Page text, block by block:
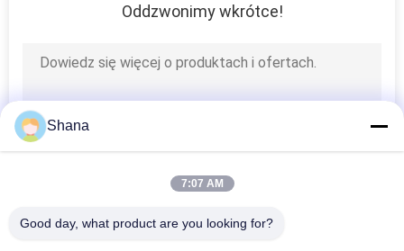
cyfrowe
oznakowanie na
Oddzwonimy wkrótce!
Shana
7:07 AM
Good day, what product are you looking for?